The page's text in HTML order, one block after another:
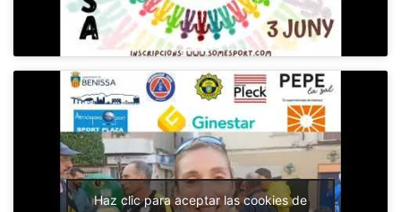
Haz clic para aceptar las cookies de